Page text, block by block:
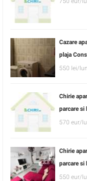
Cazare
plaja
550 lei/
Chirie
parcare si
570 eur/
Chirie
parcare si
550 eur/